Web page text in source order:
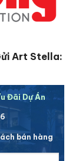
Art Stella:
Đãi Dự Án
bán hàng